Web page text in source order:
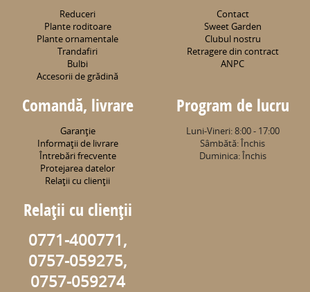
Reduceri
Plante roditoare
Plante ornamentale
Trandafiri
Bulbi
Accesorii de grădină
Contact
Sweet Garden
Clubul nostru
Retragere din contract
ANPC
Comandă, livrare
Garanţie
Informaţii de livrare
Întrebări frecvente
Protejarea datelor
Relaţii cu clienţii
Program de lucru
Luni-Vineri: 8:00 - 17:00
Sâmbătă: Închis
Duminica: Închis
Relaţii cu clienţii
0771-400771,
0757-059275,
0757-059274